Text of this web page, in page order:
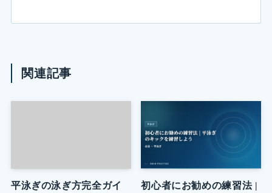
関連記事
平泳ぎの泳ぎ方完全ガイ
初心者にお勧めの練習法 |